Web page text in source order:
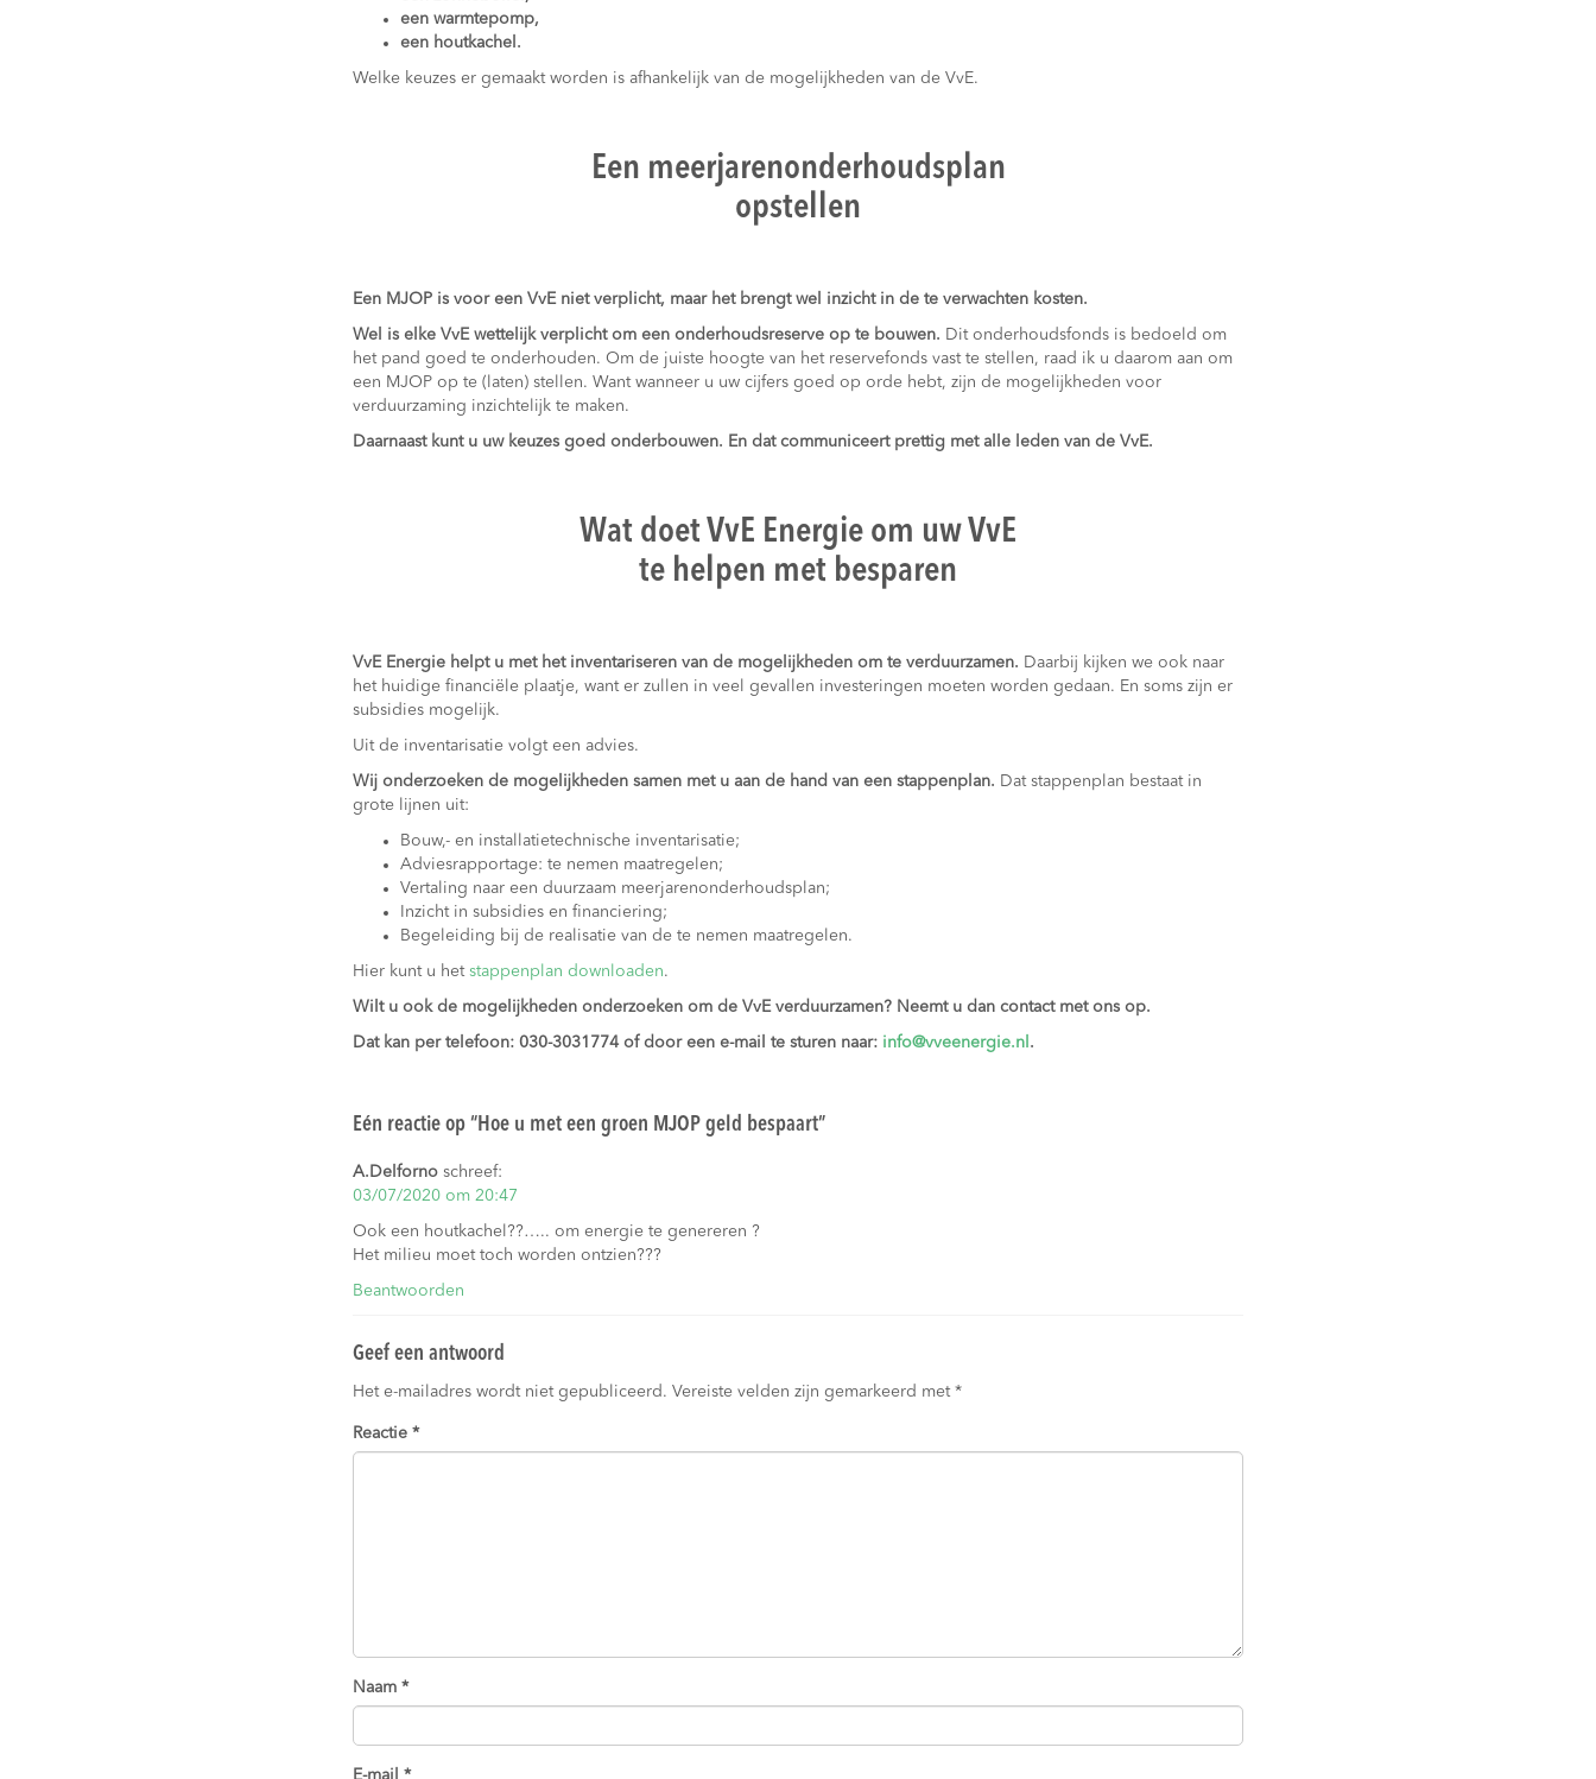
een warmtepomp,
een houtkachel.
Welke keuzes er gemaakt worden is afhankelijk van de mogelijkheden van de VvE.
Een meerjarenonderhoudsplan
opstellen
Een MJOP is voor een VvE niet verplicht, maar het brengt wel inzicht in de te verwachten kosten.
Wel is elke VvE wettelijk verplicht om een onderhoudsreserve op te bouwen. Dit onderhoudsfonds is bedoeld om
het pand goed te onderhouden. Om de juiste hoogte van het reservefonds vast te stellen, raad ik u daarom aan om
een MJOP op te (laten) stellen. Want wanneer u uw cijfers goed op orde hebt, zijn de mogelijkheden voor
verduurzaming inzichtelijk te maken.
Daarnaast kunt u uw keuzes goed onderbouwen. En dat communiceert prettig met alle leden van de VvE.
Wat doet VvE Energie om uw VvE
te helpen met besparen
VvE Energie helpt u met het inventariseren van de mogelijkheden om te verduurzamen. Daarbij kijken we ook naar
het huidige financiële plaatje, want er zullen in veel gevallen investeringen moeten worden gedaan. En soms zijn er
subsidies mogelijk.
Uit de inventarisatie volgt een advies.
Wij onderzoeken de mogelijkheden samen met u aan de hand van een stappenplan. Dat stappenplan bestaat in
grote lijnen uit:
Bouw,- en installatietechnische inventarisatie;
Adviesrapportage: te nemen maatregelen;
Vertaling naar een duurzaam meerjarenonderhoudsplan;
Inzicht in subsidies en financiering;
Begeleiding bij de realisatie van de te nemen maatregelen.
Hier kunt u het stappenplan downloaden.
Wilt u ook de mogelijkheden onderzoeken om de VvE verduurzamen? Neemt u dan contact met ons op.
Dat kan per telefoon: 030-3031774 of door een e-mail te sturen naar: info@vveenergie.nl .
Eén reactie op “Hoe u met een groen MJOP geld bespaart”
A.Delforno schreef:
03/07/2020 om 20:47
Ook een houtkachel??….. om energie te genereren ?
Het milieu moet toch worden ontzien???
Beantwoorden
Geef een antwoord
Het e-mailadres wordt niet gepubliceerd. Vereiste velden zijn gemarkeerd met *
Reactie *
Naam *
E-mail *